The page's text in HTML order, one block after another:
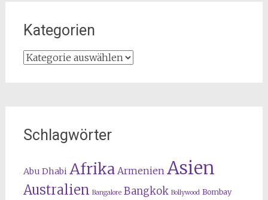
Kategorien
Kategorien
Schlagwörter
Abu Dhabi Afrika Armenien Asien
Australien Bangalore Bangkok Bollywood Bombay